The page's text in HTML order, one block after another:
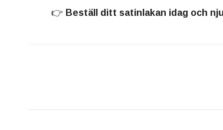
👉 Beställ ditt satinlakan idag och